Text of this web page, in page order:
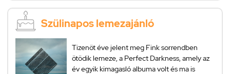
Szülinapos lemezajánló
Tizenöt éve jelent meg Fink sorrendben
ötödik lemeze, a Perfect Darkness, amely az
év egyik kimagasló albuma volt és ma is